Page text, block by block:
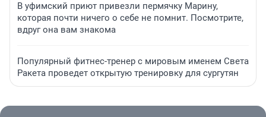
В уфимский приют привезли пермячку Марину,
которая почти ничего о себе не помнит. Посмотрите,
вдруг она вам знакома
Популярный фитнес-тренер с мировым именем Света
Ракета проведет открытую тренировку для сургутян